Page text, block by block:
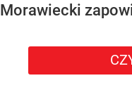
Morawiecki